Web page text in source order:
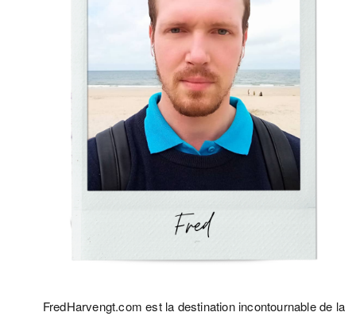
FredHarvengt.com est la destination incontournable de la